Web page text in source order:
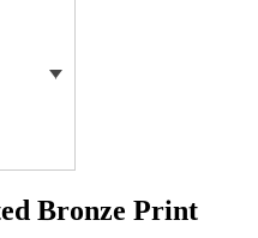
Bronze Print